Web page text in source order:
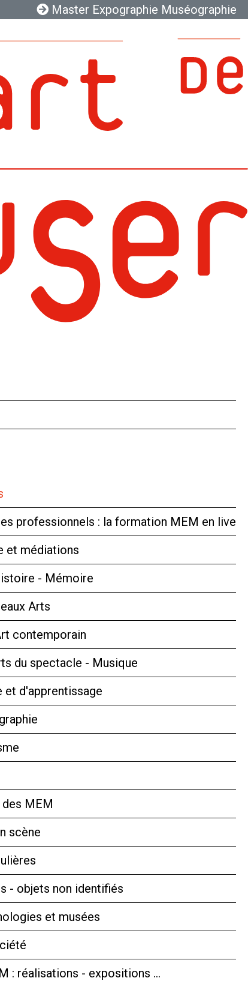
Master Expographie Muséographie
professionnels : la formation MEM en live
et médiations
- Mémoire
Arts
contemporain
du spectacle - Musique
et d'apprentissage
MEM
scène
- objets non identifiés
et musées
: réalisations - expositions …